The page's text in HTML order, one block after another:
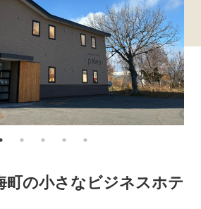
町の小さなビジネスホテ